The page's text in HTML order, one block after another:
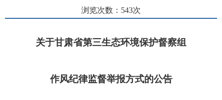
浏览次数： 543次
关于甘肃省第三生态环境保护督察组
作风纪律监督举报方式的公告